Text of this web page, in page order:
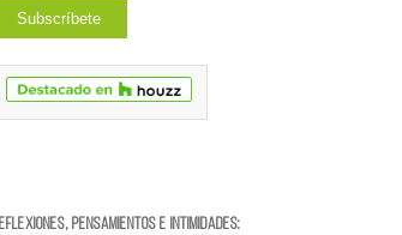
PENSAMIENTOS E INTIMIDADES: